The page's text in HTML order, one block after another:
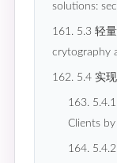
solutions:
161. 5.3 轻
crytography
162. 5.4 实
163.
Clients
164.